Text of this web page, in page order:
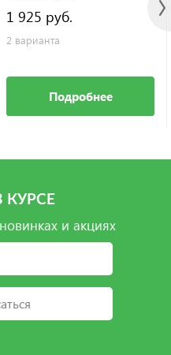
1 925 руб.
2 варианта
Подробнее
КУРСЕ
и акциях